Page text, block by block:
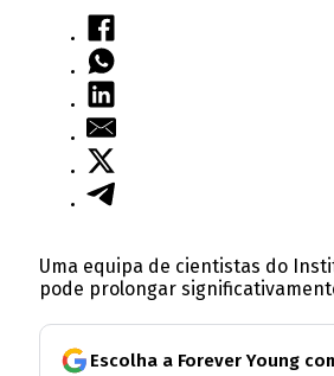
Uma equipa de cientistas do
pode prolongar
Escolha a Forever Young